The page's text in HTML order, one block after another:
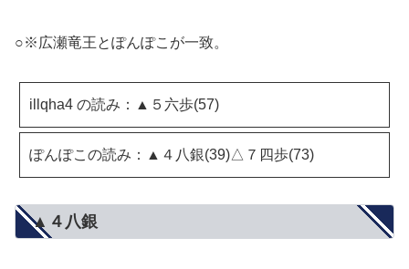
○※広瀬竜王とぽんぽこが一致。
illqha4 の読み：▲５六歩(57)
ぽんぽこの読み：▲４八銀(39)△７四歩(73)
▲４八銀